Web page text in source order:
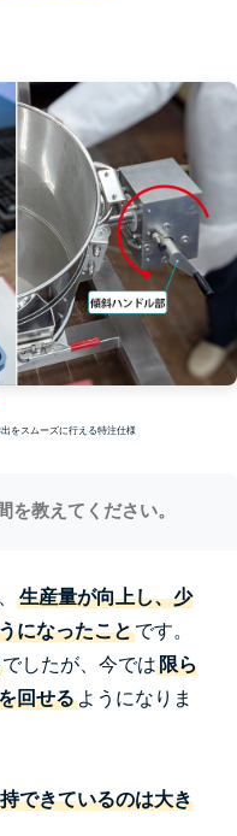
をスムーズに行える特注仕様
教えてください。
生産量が向上し、少
になったことです。
でしたが、今では限ら
回せる ようになりま
できているのは大き